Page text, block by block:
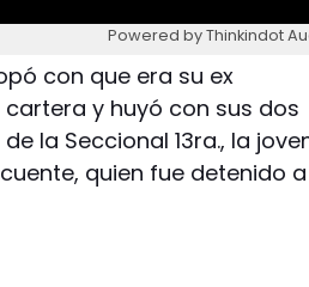
Powered by Thinkindot
con que era su ex
y huyó con sus dos
la Seccional 13ra., la
quien fue detenido